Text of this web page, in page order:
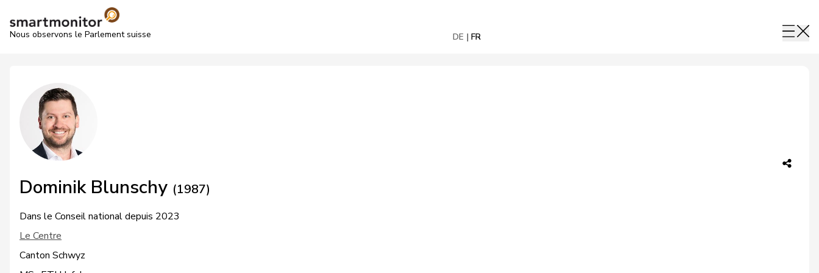
Nous observons le Parlement suisse DE FR
Dominik Blunschy (1987)
Dans le Conseil national depuis 2023
Le Centre
Canton Schwyz